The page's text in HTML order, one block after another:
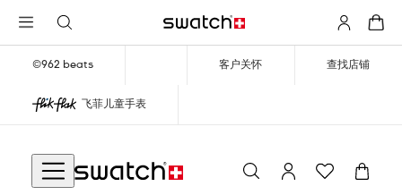
查找店铺
©962 beats 客户关怀
飞菲儿童手表